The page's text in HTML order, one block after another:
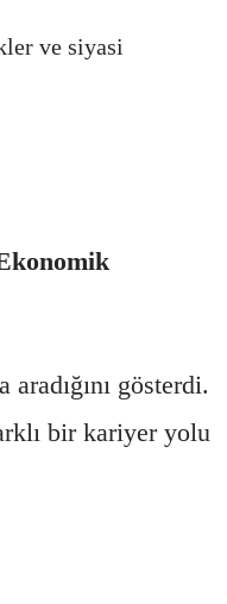
ve siyasi
gösterdi.
bir kariyer yolu